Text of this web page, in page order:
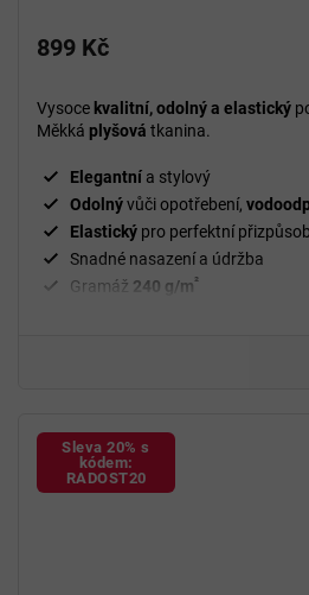
899 Kč
Vysoce kvalitní, odolný a elastický
Měkká plyšová tkanina.
Elegantní a stylový
Odolnývůči opotřebení,
Elastický pro perfektní
Snadné nasazení a údržba
Gramáž 240 g/m²
Sleva 20% s
kódem:
RADOST20